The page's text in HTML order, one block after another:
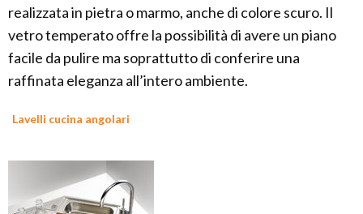
realizzata in pietra o marmo, anche di colore scuro. Il
vetro temperato offre la possibilità di avere un piano
facile da pulire ma soprattutto di conferire una
raffinata eleganza all’intero ambiente.
Lavelli cucina angolari